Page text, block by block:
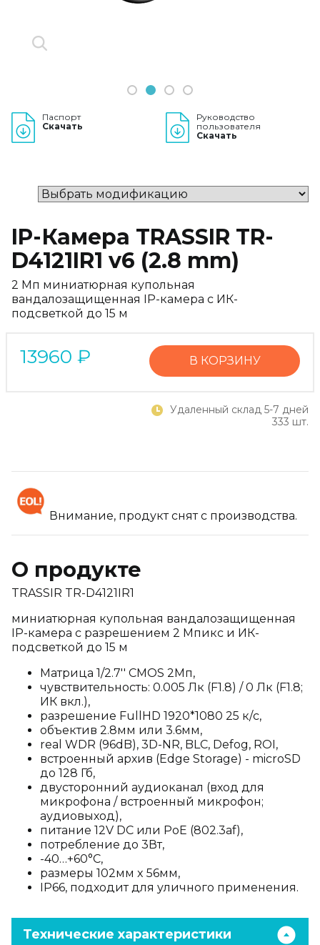
1 2 3 4
Паспорт
Скачать
Руководство
пользователя
Скачать
IP-Камера TRASSIR TR-
D4121IR1 v6 (2.8 mm)
2 Мп миниатюрная купольная
вандалозащищенная IP-камера с ИК-
подсветкой до 15 м
13960 ₽ В КОРЗИНУ
Удаленный склад 5-7 дней
333 шт.
Внимание, продукт снят с производства.
О продукте
TRASSIR TR-D4121IR1
миниатюрная купольная вандалозащищенная
IP-камера с разрешением 2 Мпикс и ИК-
подсветкой до 15 м
Матрица 1/2.7'' CMOS 2Мп,
чувствительность: 0.005 Лк (F1.8) / 0 Лк (F1.8;
ИК вкл.),
разрешение FullHD 1920*1080 25 к/с,
объектив 2.8мм или 3.6мм,
real WDR (96dB), 3D-NR, BLC, Defog, ROI,
встроенный архив (Edge Storage) - microSD
до 128 Гб,
двусторонний аудиоканал (вход для
микрофона / встроенный микрофон;
аудиовыход),
питание 12V DC или PoE (802.3af),
потребление до 3Вт,
-40…+60°C,
размеры 102мм x 56мм,
IP66, подходит для уличного применения.
Технические характеристики